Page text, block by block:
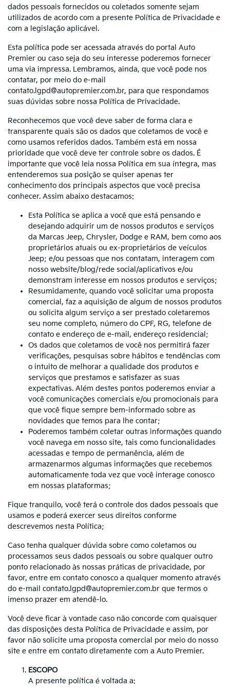
dados pessoais fornecidos ou coletados somente sejam
utilizados de acordo com a presente Política de Privacidade e
com a legislação aplicável.
Esta política pode ser acessada através do portal Auto
Premier ou caso seja do seu interesse poderemos fornecer
uma via impressa. Lembramos, ainda, que você pode nos
contatar, por meio do e-mail
contato.lgpd@autopremier.com.br, para que respondamos
suas dúvidas sobre nossa Política de Privacidade.
Reconhecemos que você deve saber de forma clara e
transparente quais são os dados que coletamos de você e
como usamos referidos dados. Também está em nossa
prioridade que você deve ter controle sobre os dados. É
importante que você leia nossa Política em sua íntegra, mas
entenderemos sua posição se quiser apenas ter
conhecimento dos principais aspectos que você precisa
conhecer. Assim abaixo destacamos:
Esta Política se aplica a você que está pensando e
desejando adquirir um de nossos produtos e serviços
da Marcas Jeep, Chrysler, Dodge e RAM, bem como aos
proprietários atuais ou ex-proprietários de veículos
Jeep; e/ou pessoas que nos contatam, interagem com
nosso website/blog/rede social/aplicativos e/ou
demonstram interesse em nossos produtos e serviços;
Resumidamente, quando você solicitar uma proposta
comercial, faz a aquisição de algum de nossos produtos
ou solicita algum serviço a ser prestado coletaremos
seu nome completo, número do CPF, RG, telefone de
contato e endereço de e-mail, endereço residencial;
Os dados que coletamos de você nos permitirá fazer
verificações, pesquisas sobre hábitos e tendências com
o intuito de melhorar a qualidade dos produtos e
serviços que prestamos e satisfazer as suas
expectativas. Além destes pontos poderemos enviar a
você comunicações comerciais e/ou promocionais para
que você fique sempre bem-informado sobre as
novidades que temos para lhe contar;
Poderemos também coletar outras informações quando
você navega em nosso site, tais como funcionalidades
acessadas e tempo de permanência, além de
armazenarmos algumas informações que recebemos
automaticamente toda vez que você interage conosco
em nossas plataformas;
Fique tranquilo, você terá o controle dos dados pessoais que
usamos e poderá exercer seus direitos conforme
descrevemos nesta Política;
Caso tenha qualquer dúvida sobre como coletamos ou
processamos seus dados pessoais ou sobre qualquer outro
ponto relacionado às nossas práticas de privacidade, por
favor, entre em contato conosco a qualquer momento através
do e-mail contato.lgpd@autopremier.com.br que termos o
imenso prazer em atendê-lo.
Você deve ficar à vontade caso não concorde com quaisquer
das disposições desta Política de Privacidade e assim, por
favor não solicite uma proposta comercial por meio do nosso
site e entre em contato diretamente com a Auto Premier.
ESCOPO
A presente política é voltada a: